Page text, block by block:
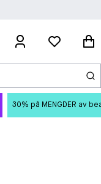
30% på MENGDER av